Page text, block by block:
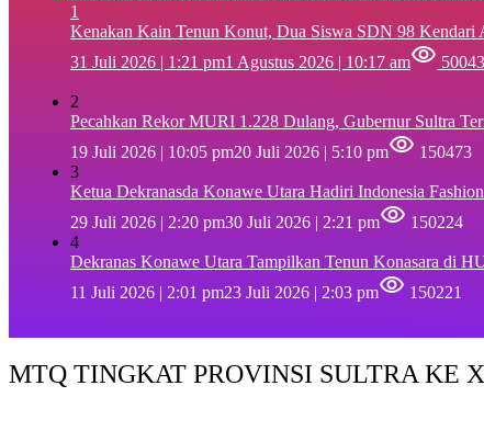
1
‎Kenakan Kain Tenun Konut, Dua Siswa SDN 98
31 Juli 2026 | 1:21 pm1 Agustus 2026 | 10:17 am
2
Pecahkan Rekor MURI 1.228 Dulang, Gubernur Sultra
19 Juli 2026 | 10:05 pm20 Juli 2026 | 5:10 pm
150473
3
Ketua Dekranasda Konawe Utara Hadiri Indonesia
29 Juli 2026 | 2:20 pm30 Juli 2026 | 2:21 pm
150224
4
Dekranas Konawe Utara Tampilkan Tenun Konasara di
11 Juli 2026 | 2:01 pm23 Juli 2026 | 2:03 pm 150221
MTQ TINGKAT PROVINSI SULTRA KE